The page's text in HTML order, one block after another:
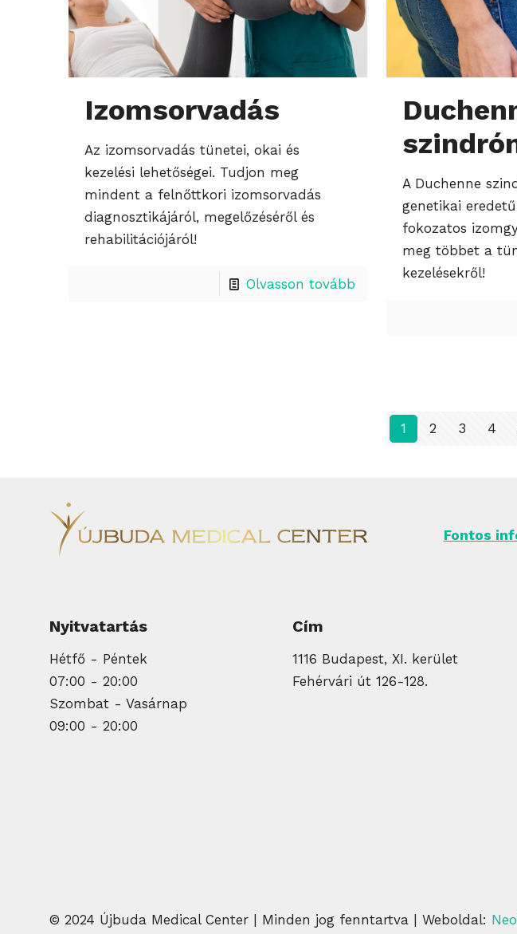
Izomsorvadás
Az izomsorvadás tünetei, okai és
kezelési lehetőségei. Tudjon meg
mindent a felnőttkori izomsorvadás
diagnosztikájáról, megelőzéséről és
rehabilitációjáról!
Olvasson tovább
A Duchenne
genetikai
fokozatos
meg többet a
kezelésekről!
1 2 3 4
Fontos
Nyitvatartás
Hétfő - Péntek
07:00 - 20:00
Szombat - Vasárnap
09:00 - 20:00
Cím
1116 Budapest, XI. kerület
Fehérvári út 126-128.
© 2024 Újbuda Medical Center | Minden jog fenntartva | Weboldal: